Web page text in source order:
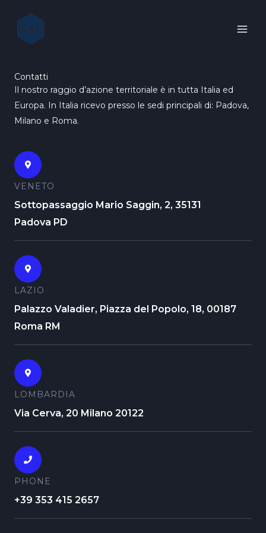
contenuto
Contatti
Il nostro raggio d’azione territoriale è in tutta Italia ed
Europa. In Italia ricevo presso le sedi principali di: Padova,
Milano e Roma.
VENETO
Sottopassaggio Mario Saggin, 2, 35131
Padova PD
LAZIO
Palazzo Valadier, Piazza del Popolo, 18, 00187
Roma RM
LOMBARDIA
Via Cerva, 20 Milano 20122
PHONE
+39 353 415 2657